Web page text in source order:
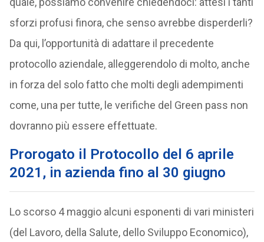
sforzi profusi finora, che senso avrebbe disperderli?
Da qui, l’opportunità di adattare il precedente
protocollo aziendale, alleggerendolo di molto, anche
in forza del solo fatto che molti degli adempimenti
come, una per tutte, le verifiche del Green pass non
dovranno più essere effettuate.
Prorogato il Protocollo del 6 aprile
2021, in azienda fino al 30 giugno
Lo scorso 4 maggio alcuni esponenti di vari ministeri
(del Lavoro, della Salute, dello Sviluppo Economico),